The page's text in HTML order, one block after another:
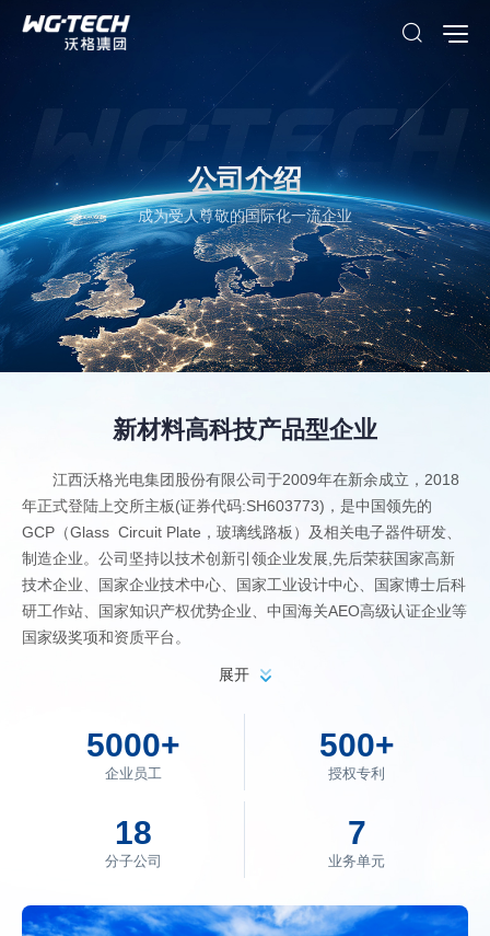
公司介绍
成为受人尊敬的国际化一流企业
新材料高科技产品型企业
江西沃格光电集团股份有限公司于2009年在新余成立，2018
年正式登陆上交所主板(证券代码:SH603773)，是中国领先的
GCP（Glass Circuit Plate，玻璃线路板）及相关电子器件研发、
制造企业。公司坚持以技术创新引领企业发展,先后荣获国家高新
技术企业、国家企业技术中心、国家工业设计中心、国家博士后科
研工作站、国家知识产权优势企业、中国海关AEO高级认证企业等
国家级奖项和资质平台。
进封装载板与第三代半导体显示（Micro LED直显、Mini LED背
光）两大方向，分别成立了湖北通格微和江西德虹两家全资子公
司，领先于全球同业，进行GCP产品的产业化布局。
目前，沃格已形成覆盖光电玻璃精加工、玻璃基
Mini/Micro LED，以及玻璃基高算力芯片载板、射频器件玻璃基
板、光通讯模块玻璃基板等多领域的产品体系，在技术研发与产业
化运用方面持续突破，累计获得专利500余项，为新型显示、半导
MEMS器件等领域提供高性能的GCP解决方案，推动电子器件向更
展开
5000+
企业员工
500+
授权专利
18
分子公司
7
业务单元